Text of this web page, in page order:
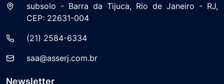
subsolo - Barra da Tijuca, Rio de Janeiro - RJ,
CEP: 22631-004
(21) 2584-6334
saa@asserj.com.br
Newsletter